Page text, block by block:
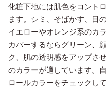
化粧下地には肌色をコント
ます。シミ、そばかす、目
イエローやオレンジ系のカ
カバーするならグリーン、
ク、肌の透明感をアップさ
のカラーが適しています。
ロールカラーをチェックし